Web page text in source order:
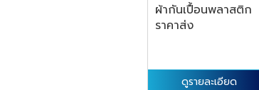
ผ้ากันเปื้อนพลาสติก
ราคาส่ง
ดูรายละเอียด